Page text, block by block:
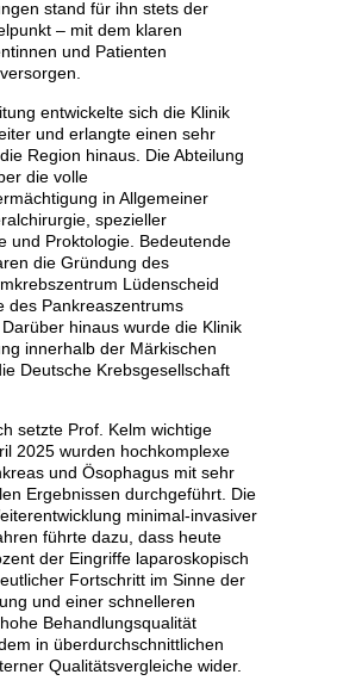
stand für ihn stets der
– mit dem klaren
und Patienten
entwickelte sich die Klinik
und erlangte einen sehr
Region hinaus. Die Abteilung
die volle
in Allgemeiner
spezieller
und Proktologie. Bedeutende
die Gründung des
Lüdenscheid
des Pankreaszentrums
hinaus wurde die Klinik
innerhalb der Märkischen
Deutsche Krebsgesellschaft
setzte Prof. Kelm wichtige
2025 wurden hochkomplexe
und Ösophagus mit sehr
Ergebnissen durchgeführt. Die
minimal-invasiver
führte dazu, dass heute
der Eingriffe laparoskopisch
Fortschritt im Sinne der
und einer schnelleren
Behandlungsqualität
in überdurchschnittlichen
Qualitätsvergleiche wider.